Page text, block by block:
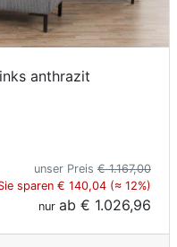
anthrazit
unser Preis € 1.167,00
sparen € 140,04 (≈ 12%)
nur ab € 1.026,96